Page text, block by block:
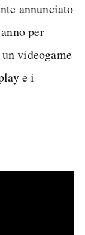
annunciato
per
videogame
e i